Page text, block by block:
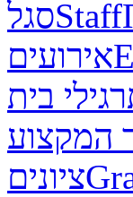
סגלStaff
אירועים
בית
המקצוע
ציונים